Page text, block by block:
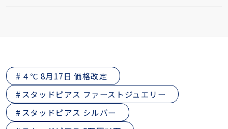
４℃ 8月17日 価格改定
スタッドピアス ファーストジュエリー
スタッドピアス シルバー